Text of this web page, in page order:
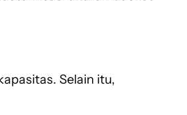
Selain itu,